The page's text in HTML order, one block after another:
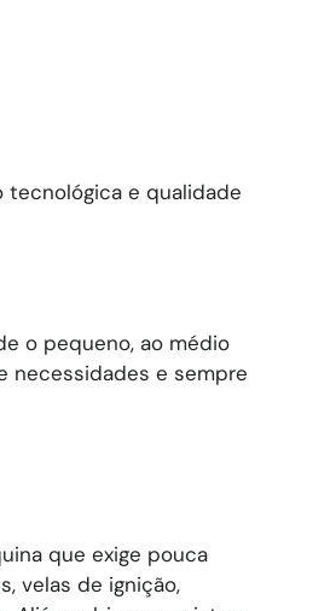
tecnológica e qualidade
o pequeno, ao médio
necessidades e sempre
que exige pouca
velas de ignição,